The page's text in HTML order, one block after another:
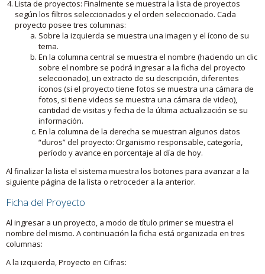
Lista de proyectos: Finalmente se muestra la lista de proyectos
según los filtros seleccionados y el orden seleccionado. Cada
proyecto posee tres columnas:
Sobre la izquierda se muestra una imagen y el ícono de su
tema.
En la columna central se muestra el nombre (haciendo un clic
sobre el nombre se podrá ingresar a la ficha del proyecto
seleccionado), un extracto de su descripción, diferentes
íconos (si el proyecto tiene fotos se muestra una cámara de
fotos, si tiene videos se muestra una cámara de video),
cantidad de visitas y fecha de la última actualización se su
información.
En la columna de la derecha se muestran algunos datos
“duros” del proyecto: Organismo responsable, categoría,
período y avance en porcentaje al día de hoy.
Al finalizar la lista el sistema muestra los botones para avanzar a la
siguiente página de la lista o retroceder a la anterior.
Ficha del Proyecto
Al ingresar a un proyecto, a modo de título primer se muestra el
nombre del mismo. A continuación la ficha está organizada en tres
columnas:
A la izquierda, Proyecto en Cifras: